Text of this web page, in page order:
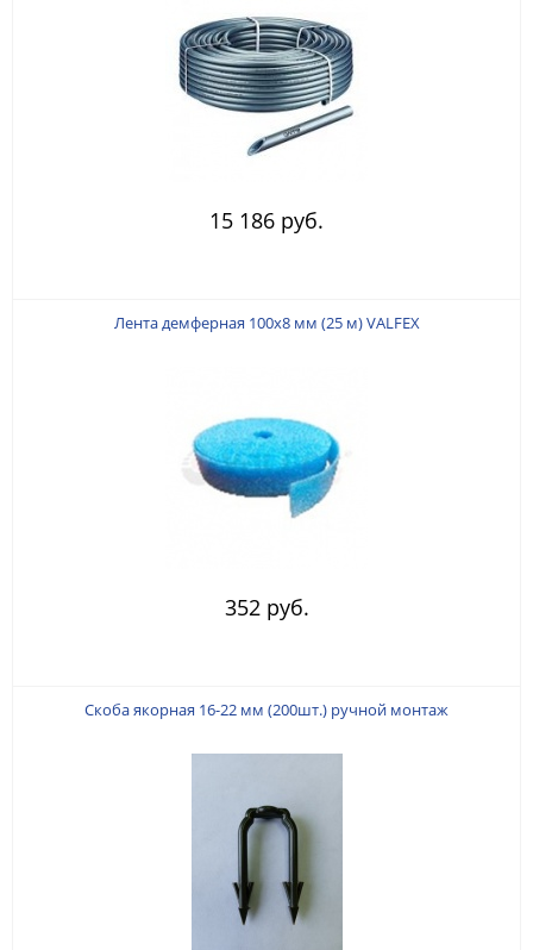
15 186 руб.
Лента демферная 100х8 мм (25 м) VALFEX
352 руб.
Скоба якорная 16-22 мм (200шт.) ручной монтаж